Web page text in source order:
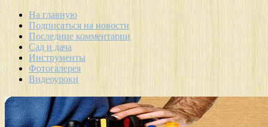
На главную
Подписаться на новости
Последние комментарии
Сад и дача
Инструменты
Фотогалерея
Видеоуроки